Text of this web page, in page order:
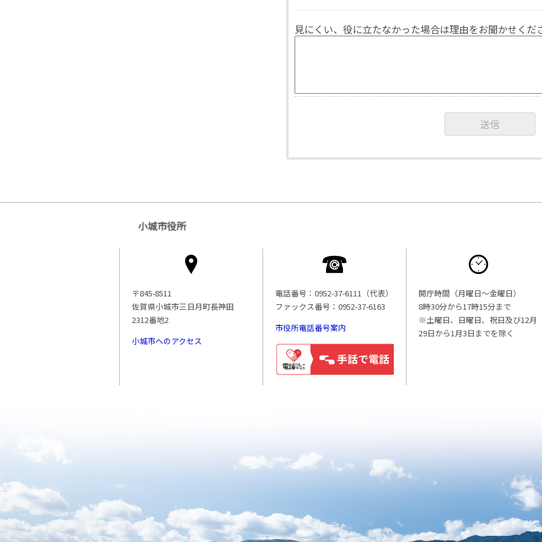
見にくい、役に立たなかった場合は理由をお聞かせくだ
小城市役所
〒845-8511
佐賀県小城市三日月町長神田
2312番地2
小城市へのアクセス
電話番号：0952-37-6111（代表）
ファックス番号：0952-37-6163
市役所電話番号案内
開庁時間（月曜日〜金曜日）
8時30分から17時15分まで
※土曜日、日曜日、祝日及び12月
29日から1月3日までを除く